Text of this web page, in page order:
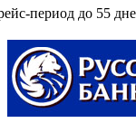
период до 55